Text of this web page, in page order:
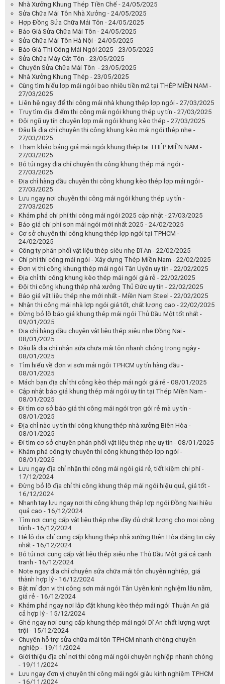
Nhà Xưởng Khung Thép Tiền Chế - 24/05/2025
Sửa Chữa Mái Tôn Nhà Xưởng - 24/05/2025
Hợp Đồng Sửa Chữa Mái Tôn - 24/05/2025
Báo Giá Sửa Chữa Mái Tôn - 24/05/2025
Sửa Chữa Mái Tôn Hà Nội - 24/05/2025
Báo Giá Thi Công Mái Ngói 2025 - 23/05/2025
Sửa Chữa Máy Cắt Tôn - 23/05/2025
Chuyên Sửa Chữa Mái Tôn - 23/05/2025
Nhà Xưởng Khung Thép - 23/05/2025
Cùng tìm hiểu lợp mái ngói bao nhiêu tiền m2 tại THÉP MIỀN NAM -
27/03/2025
Liên hệ ngay để thi công mái nhà khung thép lợp ngói - 27/03/2025
Truy tìm địa điểm thi công mái ngói khung thép uy tín - 27/03/2025
Đội ngũ uy tín chuyên lợp mái ngói khung kèo thép - 27/03/2025
Đâu là địa chỉ chuyên thi công khung kèo mái ngói thép nhẹ -
27/03/2025
Tham khảo bảng giá mái ngói khung thép tại THÉP MIỀN NAM -
27/03/2025
Bỏ túi ngay địa chỉ chuyên thi công khung thép mái ngói -
27/03/2025
Địa chỉ hàng đầu chuyên thi công khung kèo thép lợp mái ngói -
27/03/2025
Lưu ngay nơi chuyên thi công mái ngói khung thép uy tín -
27/03/2025
Khám phá chi phí thi công mái ngói 2025 cập nhật - 27/03/2025
Báo giá chi phí sơn mái ngói mới nhất 2025 - 24/02/2025
Cơ sở chuyên thi công khung thép lợp ngói tại TPHCM -
24/02/2025
Công ty phân phối vật liệu thép siêu nhẹ Dĩ An - 22/02/2025
Chi phí thi công mái ngói - Xây dựng Thép Miền Nam - 22/02/2025
Đơn vị thi công khung thép mái ngói Tân Uyên uy tín - 22/02/2025
Địa chỉ thi công khung kèo thép mái ngói giá rẻ - 22/02/2025
Đội thi công khung thép nhà xưởng Thủ Đức uy tín - 22/02/2025
Báo giá vật liệu thép nhẹ mới nhất - Miền Nam Steel - 22/02/2025
Nhận thi công mái nhà lợp ngói giá tốt, chất lượng cao - 22/02/2025
Đừng bỏ lỡ báo giá khung thép mái ngói Thủ Dầu Một tốt nhất -
09/01/2025
Địa chỉ hàng đầu chuyên vật liệu thép siêu nhẹ Đồng Nai -
08/01/2025
Đâu là địa chỉ nhận sửa chữa mái tôn nhanh chóng trong ngày -
08/01/2025
Tìm hiểu về đơn vị sơn mái ngói TPHCM uy tín hàng đầu -
08/01/2025
Mách bạn địa chỉ thi công kèo thép mái ngói giá rẻ - 08/01/2025
Cập nhật báo giá khung thép mái ngói uy tín tại Thép Miền Nam -
08/01/2025
Đi tìm cơ sở báo giá thi công mái ngói trọn gói rẻ mà uy tín -
08/01/2025
Địa chỉ nào uy tín thi công khung thép nhà xưởng Biên Hòa -
08/01/2025
Đi tìm cơ sở chuyên phân phối vật liệu thép nhẹ uy tín - 08/01/2025
Khám phá công ty chuyên thi công khung thép lợp ngói -
08/01/2025
Lưu ngay địa chỉ nhận thi công mái ngói giá rẻ, tiết kiệm chi phí -
17/12/2024
Đừng bỏ lỡ địa chỉ thi công khung thép mái ngói hiệu quả, giá tốt -
16/12/2024
Nhanh tay lưu ngay nơi thi công khung thép lợp ngói Đồng Nai hiệu
quả cao - 16/12/2024
Tìm nơi cung cấp vật liệu thép nhẹ đầy đủ chất lượng cho mọi công
trình - 16/12/2024
Hé lộ địa chỉ cung cấp khung thép nhà xưởng Biên Hòa đáng tin cậy
nhất - 16/12/2024
Bỏ túi nơi cung cấp vật liệu thép siêu nhẹ Thủ Dầu Một giá cả cạnh
tranh - 16/12/2024
Note ngay địa chỉ chuyên sửa chữa mái tôn chuyên nghiệp, giá
thành hợp lý - 16/12/2024
Bật mí đơn vị thi công sơn mái ngói Tân Uyên kinh nghiệm lâu năm,
giá rẻ - 16/12/2024
Khám phá ngay nơi lắp đặt khung kèo thép mái ngói Thuận An giá
cả hợp lý - 15/12/2024
Ghé ngay nơi cung cấp khung thép mái ngói Dĩ An chất lượng vượt
trội - 15/12/2024
Chuyên hỗ trợ sửa chữa mái tôn TPHCM nhanh chóng chuyên
nghiệp - 19/11/2024
Giới thiệu địa chỉ nơi thi công mái ngói chuyên nghiệp nhanh chóng
- 19/11/2024
Lưu ngay đơn vị chuyên thi công mái ngói giàu kinh nghiệm TPHCM
- 16/11/2024